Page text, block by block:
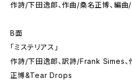
作詩/下田逸郎、作曲/桑名正博、編
B面
「ミステリアス」
作詩/下田逸郎、訳詩/Frank Simes、
正博&Tear Drops